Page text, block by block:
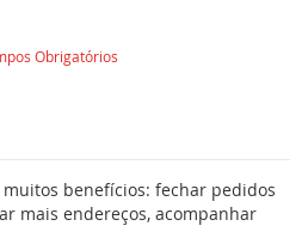
benefícios: fechar pedidos
mais endereços, acompanhar